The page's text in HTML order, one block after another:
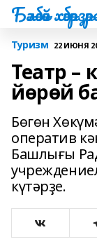
Бәләбәй
Туризм 22 ИЮНЯ
Театр –
йөрөй
Бөгөн
оператив
Башлығы
күтәрҙе.